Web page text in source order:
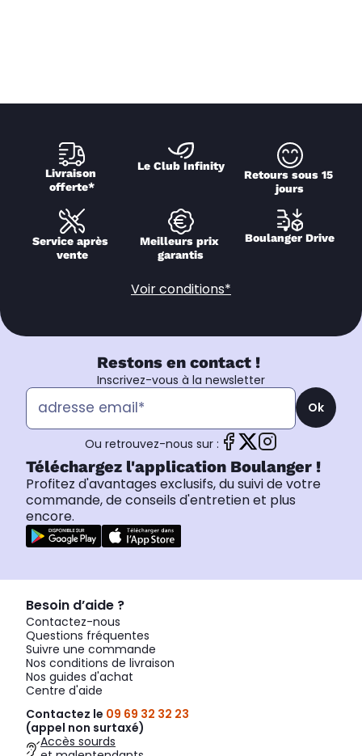
Livraison
offerte*
Le Club Infinity
Retours sous 15
jours
Service après
vente
Meilleurs prix
garantis
Boulanger Drive
Voir conditions*
Restons en contact !
Inscrivez-vous à la newsletter
Ok
Ou retrouvez-nous sur :
Téléchargez l'application Boulanger !
Profitez d'avantages exclusifs, du suivi de votre
commande, de conseils d'entretien et plus
encore.
Besoin d’aide ?
Contactez-nous
Questions fréquentes
Suivre une commande
Nos conditions de livraison
Nos guides d'achat
Centre d'aide
Contactez le 09 69 32 32 23
(appel non surtaxé)
Accès sourds